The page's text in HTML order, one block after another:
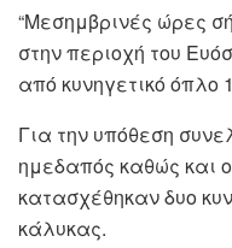
“Μεσημβρινές ώρες
στην περιοχή του
από κυνηγετικό όπλο
Για την υπόθεση
ημεδαπός καθώς και
κατασχέθηκαν δυο
κάλυκας.